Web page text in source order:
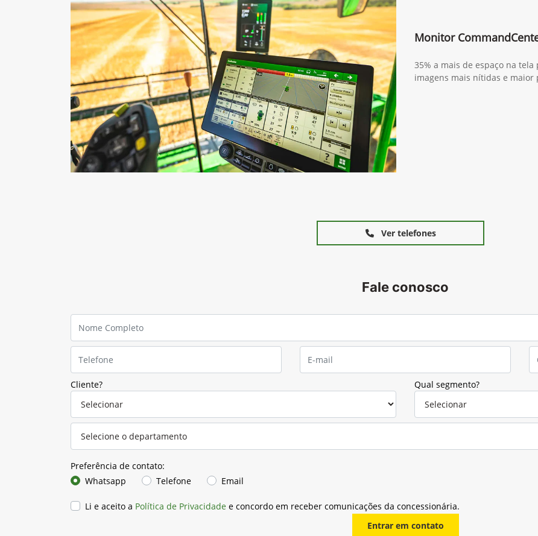
Monitor
35% a mais de espaço na
imagens mais nítidas e maior
Ver telefones
Fale conosco
Cliente? Qual segmento?
Preferência de contato:
Whatsapp
Telefone Email
Li e aceito a Política de Privacidade e concordo em receber comunicações da concessionária.
Entrar em contato